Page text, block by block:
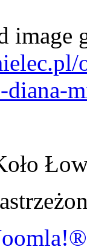
image